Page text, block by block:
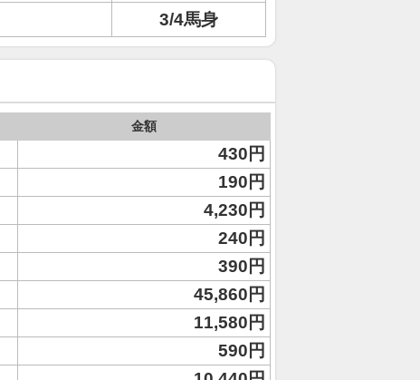
3/4馬身
金額
430円
190円
4,230円
240円
390円
45,860円
11,580円
590円